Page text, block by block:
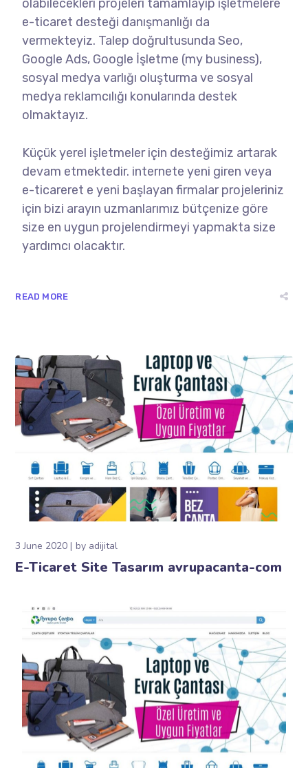
olabilecekleri projeleri tamamlayıp işletmelere
e-ticaret desteği danışmanlığı da
vermekteyiz. Talep doğrultusunda Seo,
Google Ads, Google İşletme (my business),
sosyal medya varlığı oluşturma ve sosyal
medya reklamcılığı konularında destek
olmaktayız.
Küçük yerel işletmeler için desteğimiz artarak
devam etmektedir. internete yeni giren veya
e-ticareret e yeni başlayan firmalar projeleriniz
için bizi arayın uzmanlarımız bütçenize göre
size en uygun projelendirmeyi yapmakta size
yardımcı olacaktır.
READ MORE
3 June 2020 by adijital
E-Ticaret Site Tasarım avrupacanta-com